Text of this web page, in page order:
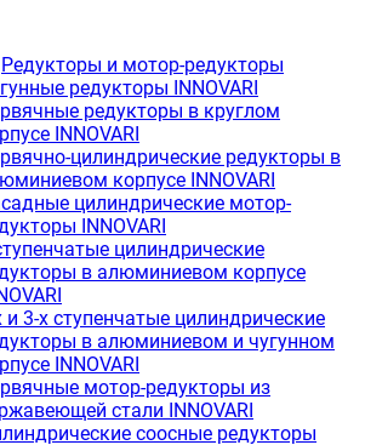
Редукторы и мотор-редукторы
редукторы INNOVARI
редукторы в круглом
INNOVARI
цилиндрические редукторы в
корпусе INNOVARI
цилиндрические мотор-
INNOVARI
цилиндрические
в алюминиевом корпусе
и 3-х ступенчатые цилиндрические
в алюминиевом и чугунном
INNOVARI
мотор-редукторы из
стали INNOVARI
соосные редукторы